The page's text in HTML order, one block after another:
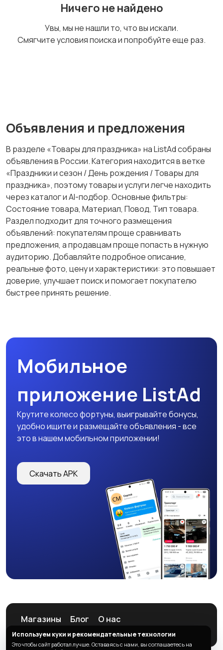
Ничего не найдено
Увы, мы не нашли то, что вы искали.
Смягчите условия поиска и попробуйте еще раз.
Объявления и предложения
В разделе «Товары для праздника» на ListAd собраны
объявления в России. Категория находится в ветке
«Праздники и сезон / День рождения / Товары для
праздника», поэтому товары и услуги легче находить
через каталог и AI-подбор. Основные фильтры:
Состояние товара, Материал, Повод, Тип товара.
Раздел подходит для точного размещения
объявлений: покупателям проще сравнивать
предложения, а продавцам проще попасть в нужную
аудиторию. Добавляйте подробное описание,
реальные фото, цену и характеристики: это повышает
доверие, улучшает поиск и помогает покупателю
быстрее принять решение.
Мобильное
приложение ListAd
Крутите колесо фортуны, выигрывайте бонусы,
удобно ищите и размещайте объявления - все
это в нашем мобильном приложении!
Скачать APK
Магазины Блог
О нас
Служба поддержки
Используем куки и рекомендательные технологии
Это чтобы сайт работал лучше. Оставаясь с нами, вы соглашаетесь на